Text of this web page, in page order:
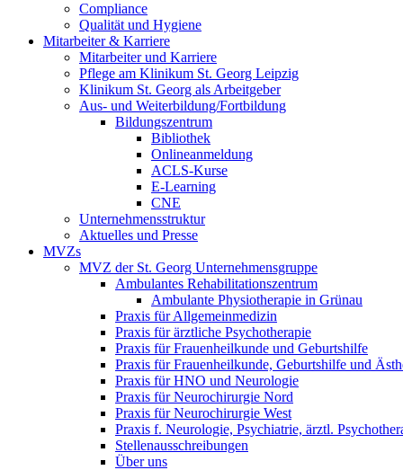
Compliance
Qualität und Hygiene
Mitarbeiter & Karriere
Mitarbeiter und Karriere
Pflege am Klinikum St. Georg Leipzig
Klinikum St. Georg als Arbeitgeber
Aus- und Weiterbildung/Fortbildung
Bildungszentrum
Bibliothek
Onlineanmeldung
ACLS-Kurse
E-Learning
CNE
Unternehmensstruktur
Aktuelles und Presse
MVZs
MVZ der St. Georg Unternehmensgruppe
Ambulantes Rehabilitationszentrum
Ambulante Physiotherapie in Grünau
Praxis für Allgemeinmedizin
Praxis für ärztliche Psychotherapie
Praxis für Frauenheilkunde und Geburtshilfe
Praxis für Frauenheilkunde, Geburtshilfe und
Praxis für HNO und Neurologie
Praxis für Neurochirurgie Nord
Praxis für Neurochirurgie West
Praxis f. Neurologie, Psychiatrie, ärztl.
Stellenausschreibungen
Über uns